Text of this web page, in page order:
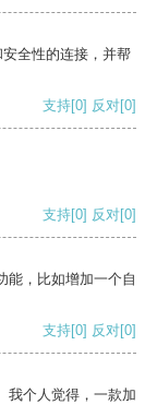
全性的连接，并帮
支持[0] 反对[0]
支持[0] 反对[0]
能，比如增加一个自
支持[0] 反对[0]
我个人觉得，一款加